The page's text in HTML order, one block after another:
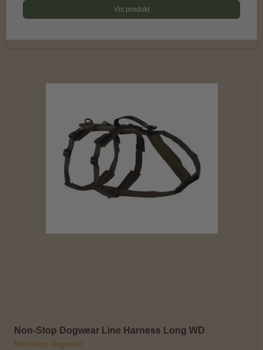
Vis produkt
Non-Stop Dogwear Line Harness Long WD
Non-stop dogwear